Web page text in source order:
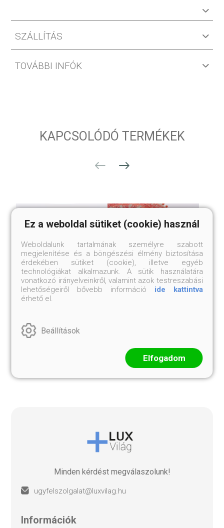
SZÁLLÍTÁS
TOVÁBBI INFÓK
KAPCSOLÓDÓ TERMÉKEK
PUFFHUZAT
69 999 Ft
Minden kérdést megválaszolunk!
ugyfelszolgalat@luxvilag.hu
információk
Ez a weboldal sütiket (cookie) használ
Weboldalunk tartalmának személyre szabott
megjelenítése és a böngészési élmény biztosítása
érdekében sütiket (cookie), illetve egyéb
technológiákat alkalmazunk. A sütik használatára
vonatkozó irányelveinkről, valamint azok testreszabási
lehetőségeiről bővebb információ ide kattintva
érhető el.
Beállítások
Elfogadom